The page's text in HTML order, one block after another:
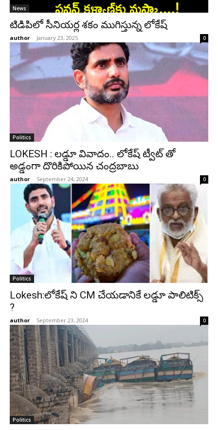
News
టిడిపిలో సీనియర్ల శకం ముగిస్తున్న లోకేష్
author - January 23, 2025 0
Politics
LOKESH : లడ్డూ వివాదం.. లోకేష్ ట్వీట్ తో
అడ్డంగా దొరికిపోయిన చంద్రబాబు
author - September 24, 2024 0
Politics
Lokesh:లోకేష్ ని CM చేయడానికే లడ్డూ పాలిటిక్స్
?
author - September 23, 2024 0
Politics